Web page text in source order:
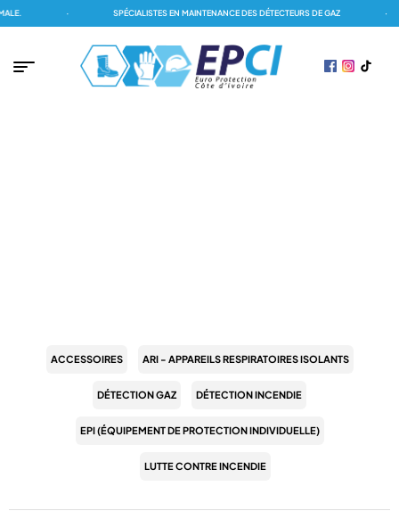
SPÉCIALISTES EN MAINTENANCE DES DÉTECTEURS DE GAZ
ACCESSOIRES ARI - APPAREILS RESPIRATOIRES ISOLANTS
DÉTECTION GAZ DÉTECTION INCENDIE
EPI (ÉQUIPEMENT DE PROTECTION INDIVIDUELLE)
LUTTE CONTRE INCENDIE